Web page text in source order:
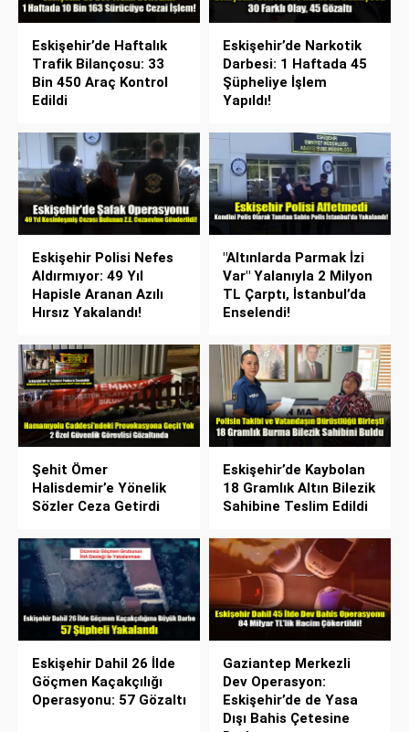
Eskişehir’de Haftalık
Trafik Bilançosu: 33
Bin 450 Araç Kontrol
Edildi
Eskişehir’de Narkotik
Darbesi: 1 Haftada 45
Şüpheliye İşlem
Yapıldı!
Eskişehir Polisi Nefes
Aldırmıyor: 49 Yıl
Hapisle Aranan Azılı
Hırsız Yakalandı!
"Altınlarda Parmak İzi
Var" Yalanıyla 2 Milyon
TL Çarptı, İstanbul’da
Enselendi!
Şehit Ömer
Halisdemir’e Yönelik
Sözler Ceza Getirdi
Eskişehir’de Kaybolan
18 Gramlık Altın Bilezik
Sahibine Teslim Edildi
Eskişehir Dahil 26 İlde
Göçmen Kaçakçılığı
Operasyonu: 57 Gözaltı
Gaziantep Merkezli
Dev Operasyon:
Eskişehir’de de Yasa
Dışı Bahis Çetesine